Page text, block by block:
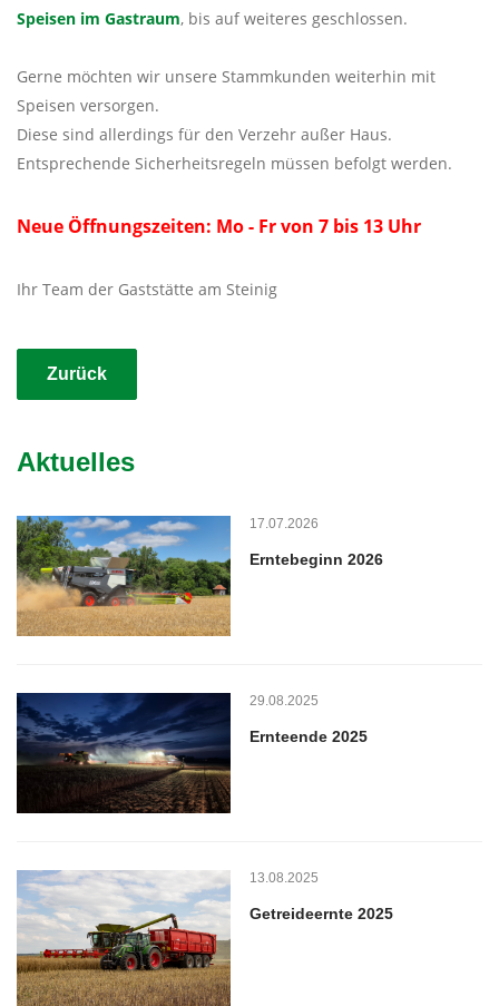
Speisen im Gastraum, bis auf weiteres geschlossen.
Gerne möchten wir unsere Stammkunden weiterhin mit
Speisen versorgen.
Diese sind allerdings für den Verzehr außer Haus.
Entsprechende Sicherheitsregeln müssen befolgt werden.
Neue Öffnungszeiten: Mo - Fr von 7 bis 13 Uhr
Ihr Team der Gaststätte am Steinig
Zurück
Aktuelles
17.07.2026
Erntebeginn 2026
29.08.2025
Ernteende 2025
13.08.2025
Getreideernte 2025